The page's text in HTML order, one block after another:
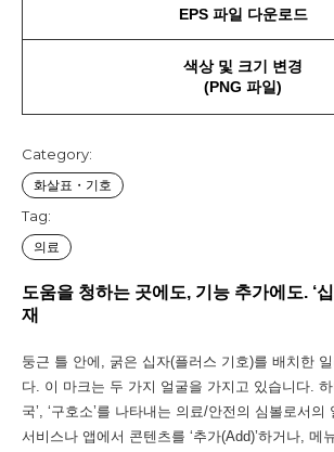
EPS 파일 다운로드
색상 및 크기 변경
(PNG 파일)
Category:
화살표・기호
Tag:
의료
도움을 청하는 곳에도, 기능 추가에도. ‘
재
둥근 틀 안에, 굵은 십자(플러스 기호)를 배치한
다. 이 마크는 두 가지 얼굴을 가지고 있습니다. 하
국’, ‘구호소’를 나타내는 의료/안전의 심볼로서
서비스나 앱에서 콘텐츠를 ‘추가(Add)’하거나, 메